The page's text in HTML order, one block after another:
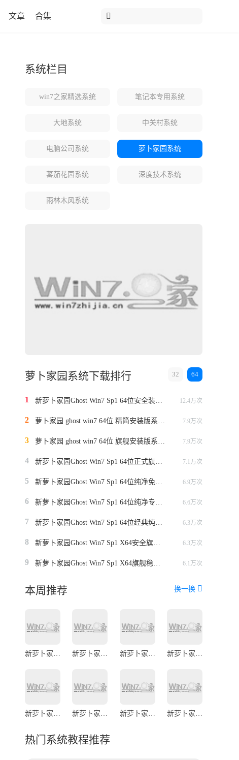
文章 合集
系统栏目
win7之家精选系统 笔记本专用系统
大地系统 中关村系统
电脑公司系统 萝卜家园系统
蕃茄花园系统 深度技术系统
雨林木风系统
萝卜家园系统下载排行 64
32
1 12.4万次
2 7.9万次
3 7.9万次
4 7.1万次
5 6.9万次
6 6.6万次
7 6.3万次
8 6.3万次
9 6.1万次
本周推荐 换一换
热门系统教程推荐